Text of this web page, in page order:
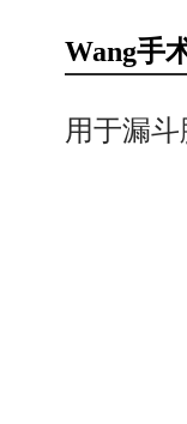
Wang手
用于漏